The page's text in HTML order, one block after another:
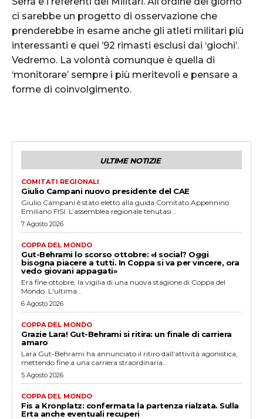
ci sarebbe un progetto di osservazione che
prenderebbe in esame anche gli atleti militari più
interessanti e quei ’92 rimasti esclusi dai ‘giochi’.
Vedremo. La volontà comunque è quella di
‘monitorare’ sempre i più meritevoli e pensare a
forme di coinvolgimento.
ULTIME NOTIZIE
COMITATI REGIONALI
Giulio Campani nuovo presidente del CAE
Giulio Campani è stato eletto alla guida Comitato Appennino
Emiliano FISI. L’assemblea regionale tenutasi...
7 Agosto 2026
COPPA DEL MONDO
Gut-Behrami lo scorso ottobre: «I social? Oggi
bisogna piacere a tutti. In Coppa si va per vincere, ora
vedo giovani appagati»
Era fine ottobre, la vigilia di una nuova stagione di Coppa del
Mondo. L'ultima...
6 Agosto 2026
COPPA DEL MONDO
Grazie Lara! Gut-Behrami si ritira: un finale di carriera
amaro
Lara Gut-Behrami ha annunciato il ritiro dall'attività agonistica,
mettendo fine a una carriera straordinaria...
5 Agosto 2026
COPPA DEL MONDO
Fis a Kronplatz: confermata la partenza rialzata. Sulla
Erta anche eventuali recuperi